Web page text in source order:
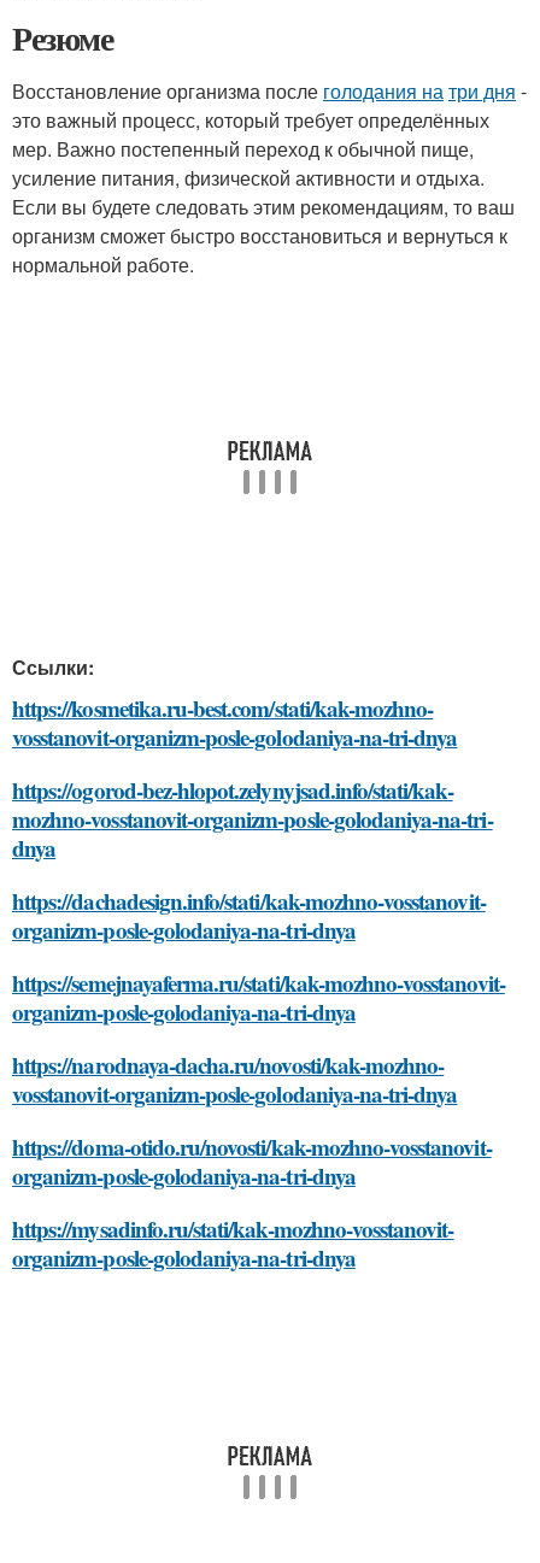
Резюме
Восстановление организма после голодания натри дня -
это важный процесс, который требует определённых
мер. Важно постепенный переход к обычной пище,
усиление питания, физической активности и отдыха.
Если вы будете следовать этим рекомендациям, то ваш
организм сможет быстро восстановиться и вернуться к
нормальной работе.
Ссылки:
https://kosmetika.ru-best.com/stati/kak-mozhno-
vosstanovit-organizm-posle-golodaniya-na-tri-dnya
https://ogorod-bez-hlopot.zelynyjsad.info/stati/kak-
mozhno-vosstanovit-organizm-posle-golodaniya-na-tri-
dnya
https://dachadesign.info/stati/kak-mozhno-vosstanovit-
organizm-posle-golodaniya-na-tri-dnya
https://semejnayaferma.ru/stati/kak-mozhno-vosstanovit-
organizm-posle-golodaniya-na-tri-dnya
https://narodnaya-dacha.ru/novosti/kak-mozhno-
vosstanovit-organizm-posle-golodaniya-na-tri-dnya
https://doma-otido.ru/novosti/kak-mozhno-vosstanovit-
organizm-posle-golodaniya-na-tri-dnya
https://mysadinfo.ru/stati/kak-mozhno-vosstanovit-
organizm-posle-golodaniya-na-tri-dnya